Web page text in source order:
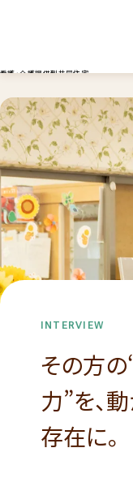
看護・介護提供型共同住宅
INTERVIEW
その方の
力”を、
存在に。